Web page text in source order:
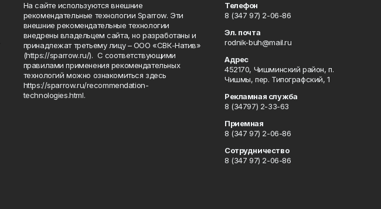
На сайте используются внешние
рекомендательные технологии Sparrow. Эти
внешние рекомендательные технологии
внедрены владельцем сайта, но разработаны и
принадлежат третьему лицу – ООО «СВК-Натив»
(https://sparrow.ru/). С соответствующими
правилами применения рекомендательных
технологий можно ознакомиться здесь
https://sparrow.ru/recommendation-
technologies.html.
Телефон
8 (347 97) 2-06-86
Эл. почта
rodnik-buh@mail.ru
Адрес
452170, Чишминский район, п.
Чишмы, пер. Типографский, 1
Рекламная служба
8 (34797) 2-33-63
Приемная
8 (347 97) 2-06-86
Сотрудничество
8 (347 97) 2-06-86